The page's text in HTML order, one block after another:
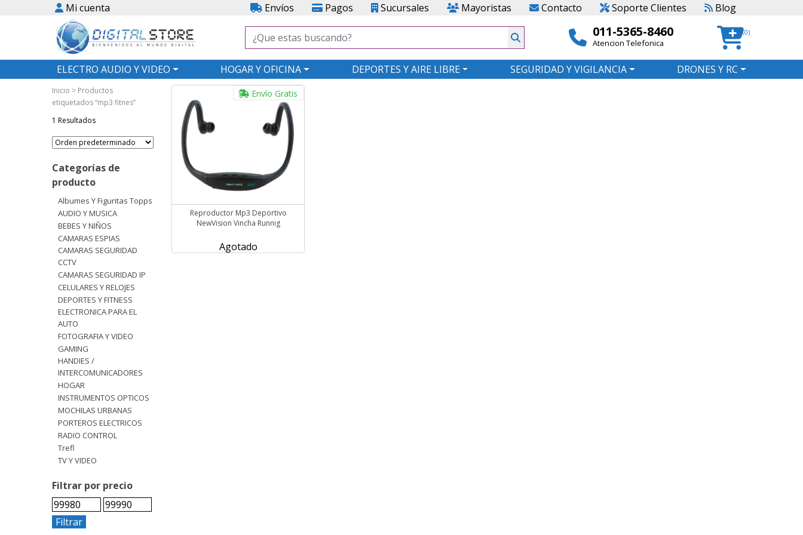
Mi cuenta Envíos Pagos Sucursales Mayoristas Contacto Soporte Clientes Blog
011-5365-8460
Atencion Telefonica
(0)
ELECTRO AUDIO Y VIDEO HOGAR Y OFICINA DEPORTES Y AIRE LIBRE SEGURIDAD Y VIGILANCIA DRONES Y RC
Inicio > Productos
etiquetados “mp3 fitnes”
1 Resultados
Categorías de
producto
Albumes Y Figuritas Topps
AUDIO Y MUSICA
BEBES Y NIÑOS
CAMARAS ESPIAS
CAMARAS SEGURIDAD
CCTV
CAMARAS SEGURIDAD IP
CELULARES Y RELOJES
DEPORTES Y FITNESS
ELECTRONICA PARA EL
AUTO
FOTOGRAFIA Y VIDEO
GAMING
HANDIES /
INTERCOMUNICADORES
HOGAR
INSTRUMENTOS OPTICOS
MOCHILAS URBANAS
PORTEROS ELECTRICOS
RADIO CONTROL
Trefl
TV Y VIDEO
Filtrar por precio
Filtrar
Reproductor Mp3 Deportivo
NewVision Vincha Runnig
Envío Gratis
Agotado